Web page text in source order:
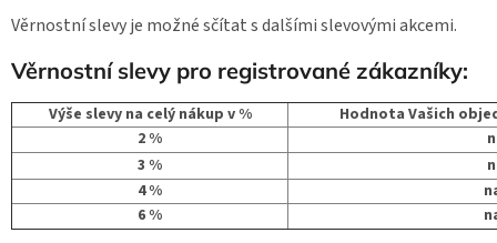
Věrnostní slevy je možné sčítat s dalšími slevovými akcemi.
Věrnostní slevy pro registrované zákazníky:
Výše slevy na celý nákup v %
Hodnota Vašich
2 %
3 %
4 %
6 %